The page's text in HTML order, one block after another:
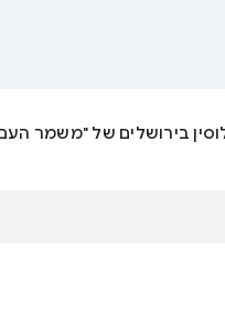
בירושלים של "משמר